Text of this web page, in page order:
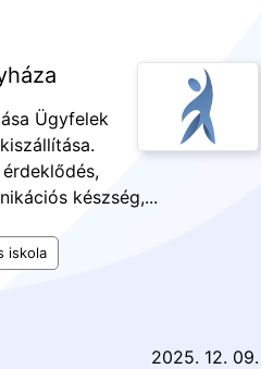
Ügyfelek
készség,...
iskola
2025. 12. 09.